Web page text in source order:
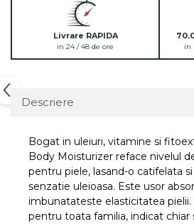
Livrare RAPIDA
in 24 / 48 de ore in
Descriere
Bogat in uleiuri, vitamine si
Body Moisturizer reface nivelul
pentru piele, lasand-o catifelata
senzatie uleioasa. Este usor
imbunatateste elasticitatea pielii.
pentru toata familia, indicat chiar